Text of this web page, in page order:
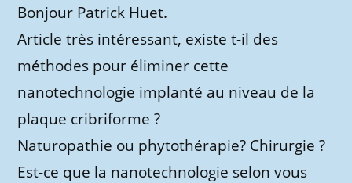
Bonjour Patrick Huet.
Article très intéressant, existe t-il des
méthodes pour éliminer cette
nanotechnologie implanté au niveau de la
plaque cribriforme ?
Naturopathie ou phytothérapie? Chirurgie ?
Est-ce que la nanotechnologie selon vous